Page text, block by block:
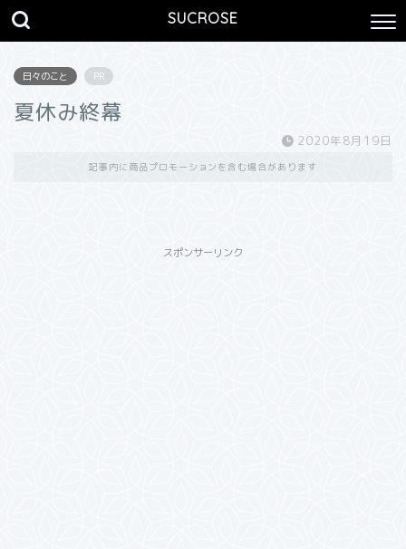
SUCROSE
日々のこと PR
夏休み終幕
2020年8月19日
記事内に商品プロモーションを含む場合があります
スポンサーリンク